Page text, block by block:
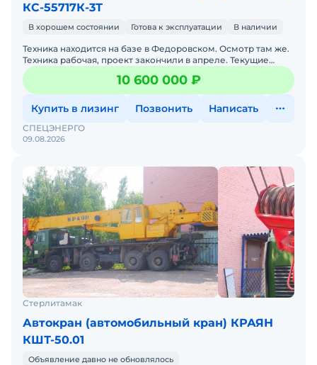
КС-55717К-3Т
В хорошем состоянии Готова к эксплуатации В наличии
Техника находится на базе в Федоровском. Осмотр там же.
Техника рабочая, проект закончили в апреле. Текущие
проекты не требую такую технику. В хорошем состояни
10 600 000 ₽
Купить в лизинг Позвонить Написать
09.08.2026
СПЕЦЭНЕРГО
Стерлитамак
Автокран (автомобильный кран) КРАЯН
КШТ-50.01
Объявление давно не обновлялось